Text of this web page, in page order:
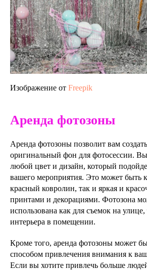
modes.ru
Изображение от Freepik
Аренда фотозоны
Аренда фотозоны позволит вам
оригинальный фон для фотосессии.
любой цвет и дизайн, который
вашего мероприятия. Это может быть
красный ковролин, так и яркая и
принтами и декорациями. Фотозона
использована как для съемок на
интерьера в помещении.
Кроме того, аренда фотозоны может
способом привлечения внимания к
Если вы хотите привлечь больше